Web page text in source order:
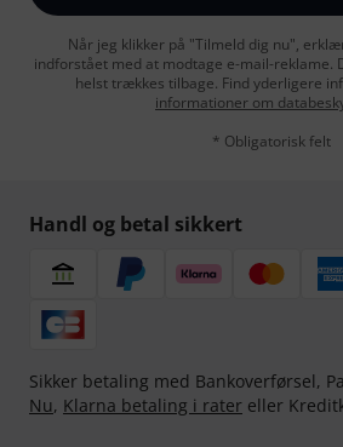
Når jeg klikker på "Tilmeld dig nu",
indforstået med at modtage e-mail-reklame.
helst trækkes tilbage. Find yderligere
informationer om
* Obligatorisk felt
Handl og betal sikkert
Sikker betaling med Bankoverførsel,
Nu, Klarna betaling i rater eller